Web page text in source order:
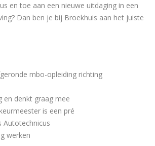
en toe aan een nieuwe uitdaging in een
Dan ben je bij Broekhuis aan het juiste
mbo-opleiding richting
en denkt graag mee
is een pré
Autotechnicus
werken